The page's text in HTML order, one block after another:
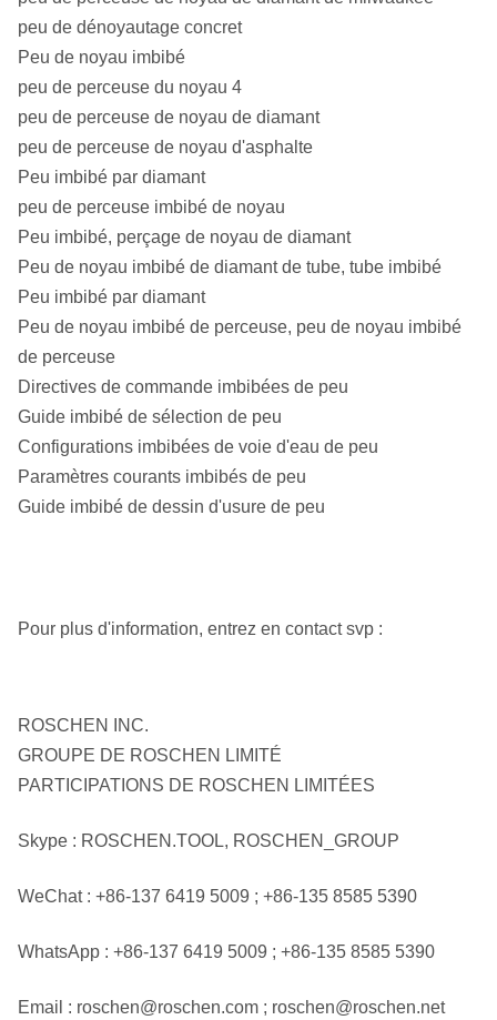
peu de dénoyautage concret
Peu de noyau imbibé
peu de perceuse du noyau 4
peu de perceuse de noyau de diamant
peu de perceuse de noyau d'asphalte
Peu imbibé par diamant
peu de perceuse imbibé de noyau
Peu imbibé, perçage de noyau de diamant
Peu de noyau imbibé de diamant de tube, tube imbibé
Peu imbibé par diamant
Peu de noyau imbibé de perceuse, peu de noyau imbibé
de perceuse
Directives de commande imbibées de peu
Guide imbibé de sélection de peu
Configurations imbibées de voie d'eau de peu
Paramètres courants imbibés de peu
Guide imbibé de dessin d'usure de peu
Pour plus d'information, entrez en contact svp :
ROSCHEN INC.
GROUPE DE ROSCHEN LIMITÉ
PARTICIPATIONS DE ROSCHEN LIMITÉES
Skype : ROSCHEN.TOOL, ROSCHEN_GROUP
WeChat : +86-137 6419 5009 ; +86-135 8585 5390
WhatsApp : +86-137 6419 5009 ; +86-135 8585 5390
Email : roschen@roschen.com ; roschen@roschen.net